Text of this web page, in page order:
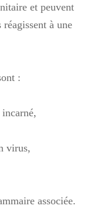
et peuvent
à une
:
virus,
associée.